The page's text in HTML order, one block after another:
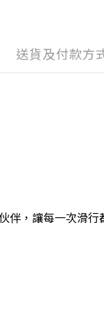
送貨及付款方
伴，讓每一次滑行